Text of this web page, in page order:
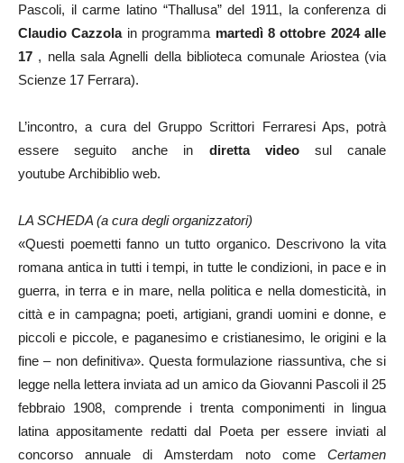
Pascoli, il carme latino “Thallusa” del 1911, la conferenza di
Claudio Cazzolain programma martedì 8 ottobre 2024 alle
17 , nella sala Agnelli della biblioteca comunale Ariostea (via
Scienze 17 Ferrara).
L’incontro, a cura del Gruppo Scrittori Ferraresi Aps, potrà
essere seguito anche in diretta videosul canale
youtube Archibiblio web.
LA SCHEDA (a cura degli organizzatori)
«Questi poemetti fanno un tutto organico. Descrivono la vita
romana antica in tutti i tempi, in tutte le condizioni, in pace e in
guerra, in terra e in mare, nella politica e nella domesticità, in
città e in campagna; poeti, artigiani, grandi uomini e donne, e
piccoli e piccole, e paganesimo e cristianesimo, le origini e la
fine – non definitiva». Questa formulazione riassuntiva, che si
legge nella lettera inviata ad un amico da Giovanni Pascoli il 25
febbraio 1908, comprende i trenta componimenti in lingua
latina appositamente redatti dal Poeta per essere inviati al
concorso annuale di Amsterdam noto come Certamen